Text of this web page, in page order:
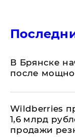
В Брянске
после
​Wildberries
1,6 млрд
продажи